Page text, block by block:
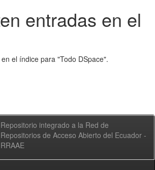
entradas en el
el índice para "Todo DSpace".
Repositorio integrado a la Red de
Repositorios de Acceso Abierto del Ecuador -
RRAAE